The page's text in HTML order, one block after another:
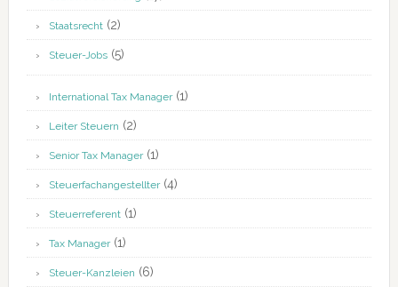
Staatsrecht(2)
Steuer-Jobs(5)
International Tax Manager(1)
Leiter Steuern (2)
Senior Tax Manager(1)
Steuerfachangestellter(4)
Steuerreferent(1)
Tax Manager(1)
Steuer-Kanzleien (6)